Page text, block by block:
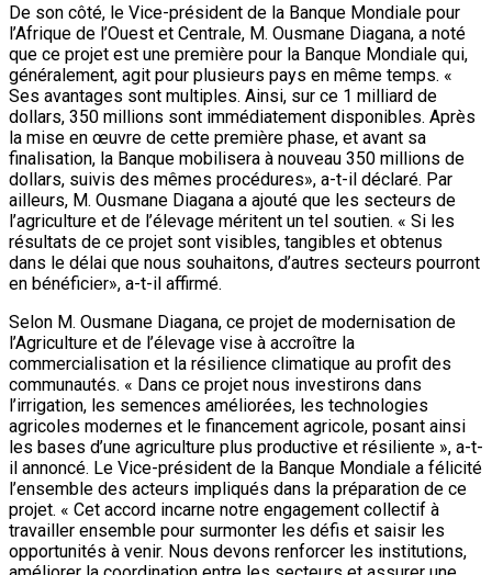
De son côté, le Vice-président de la Banque Mondiale pour
l’Afrique de l’Ouest et Centrale, M. Ousmane Diagana, a noté
que ce projet est une première pour la Banque Mondiale qui,
généralement, agit pour plusieurs pays en même temps. «
Ses avantages sont multiples. Ainsi, sur ce 1 milliard de
dollars, 350 millions sont immédiatement disponibles. Après
la mise en œuvre de cette première phase, et avant sa
finalisation, la Banque mobilisera à nouveau 350 millions de
dollars, suivis des mêmes procédures», a-t-il déclaré. Par
ailleurs, M. Ousmane Diagana a ajouté que les secteurs de
l’agriculture et de l’élevage méritent un tel soutien. « Si les
résultats de ce projet sont visibles, tangibles et obtenus
dans le délai que nous souhaitons, d’autres secteurs pourront
en bénéficier», a-t-il affirmé.
Selon M. Ousmane Diagana, ce projet de modernisation de
l’Agriculture et de l’élevage vise à accroître la
commercialisation et la résilience climatique au profit des
communautés. « Dans ce projet nous investirons dans
l’irrigation, les semences améliorées, les technologies
agricoles modernes et le financement agricole, posant ainsi
les bases d’une agriculture plus productive et résiliente », a-t-
il annoncé. Le Vice-président de la Banque Mondiale a félicité
l’ensemble des acteurs impliqués dans la préparation de ce
projet. « Cet accord incarne notre engagement collectif à
travailler ensemble pour surmonter les défis et saisir les
opportunités à venir. Nous devons renforcer les institutions,